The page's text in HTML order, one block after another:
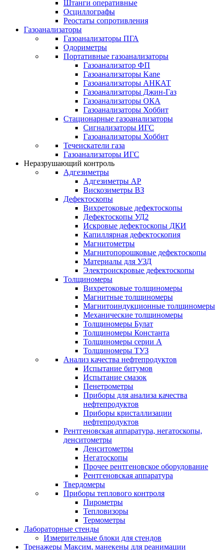
Штанги оперативные
Осциллографы
Реостаты сопротивления
Газоанализаторы
Газоанализаторы ПГА
Одориметры
Портативные газоанализаторы
Газоанализатор ФП
Газоанализаторы Kane
Газоанализаторы АНКАТ
Газоанализаторы Джин-Газ
Газоанализаторы ОКА
Газоанализаторы Хоббит
Стационарные газоанализаторы
Сигнализаторы ИГС
Газоанализаторы Хоббит
Течеискатели газа
Газоанализаторы ИГС
Неразрушающий контроль
Адгезиметры
Адгезиметры АР
Вискозиметры ВЗ
Дефектоскопы
Вихретоковые дефектоскопы
Дефектоскопы УД2
Искровые дефектоскопы ДКИ
Капиллярная дефектоскопия
Магнитометры
Магнитопорошковые дефектоскопы
Материалы для УЗД
Электроискровые дефектоскопы
Толщиномеры
Вихретоковые толщиномеры
Магнитные толщиномеры
Магнитоиндукционные толщиномеры
Механические толщиномеры
Толщиномеры Булат
Толщиномеры Константа
Толщиномеры серии А
Толщиномеры ТУЗ
Анализ качества нефтепродуктов
Испытание битумов
Испытание смазок
Пенетрометры
Приборы для анализа качества
нефтепродуктов
Приборы кристаллизации
нефтепродуктов
Рентгеновская аппаратура, негатоскопы,
денситометры
Денситометры
Негатоскопы
Прочее рентгеновское оборудование
Рентгеновская аппаратура
Твердомеры
Приборы теплового контроля
Пирометры
Тепловизоры
Термометры
Лабораторные стенды
Измерительные блоки для стендов
Тренажеры Максим, манекены для реанимации